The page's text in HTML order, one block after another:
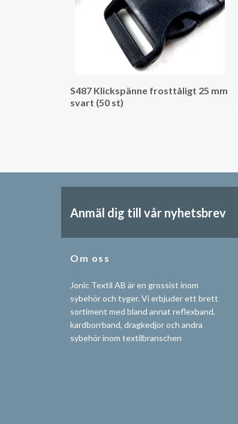
S487 Klickspänne frosttåligt 25 mm
svart (50 st)
Anmäl dig till vår nyhetsbrev
Om oss
Jonic Textil AB är en grossist inom
sybehör och tyger. Vi erbjuder ett brett
sortiment med bland annat reflexband,
kardborrband, dragkedjor och andra
sybehör inom textilbranschen